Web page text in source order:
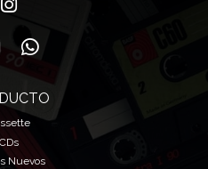
CDs
Nuevos